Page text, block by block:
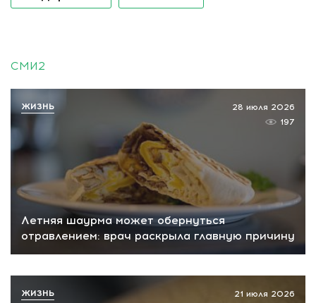
СМИ2
Летняя шаурма может обернуться
отравлением: врач раскрыла главную причину
28 июля 2026
197
ЖИЗНЬ
21 июля 2026
ЖИЗНЬ